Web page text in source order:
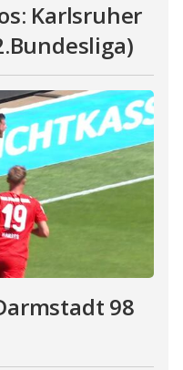
Karlsruher
98